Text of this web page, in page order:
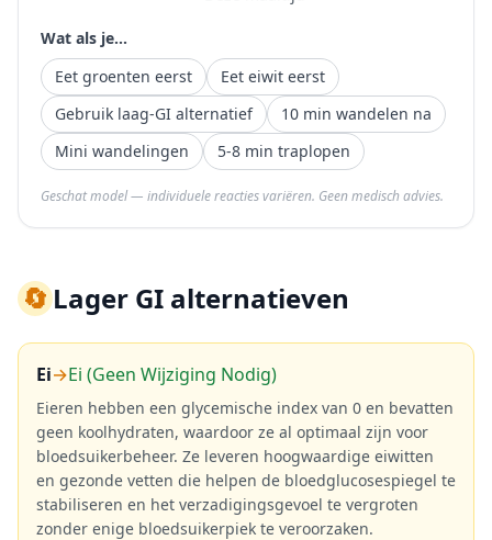
Wat als je...
Eet groenten eerst
Eet eiwit eerst
Gebruik laag-GI alternatief
10 min wandelen na
Mini wandelingen
5-8 min traplopen
Geschat model — individuele reacties variëren. Geen medisch advies.
🔄Lager GI alternatieven
Ei→Ei (Geen Wijziging Nodig)
Eieren hebben een glycemische index van 0 en bevatten
geen koolhydraten, waardoor ze al optimaal zijn voor
bloedsuikerbeheer. Ze leveren hoogwaardige eiwitten
en gezonde vetten die helpen de bloedglucosespiegel te
stabiliseren en het verzadigingsgevoel te vergroten
zonder enige bloedsuikerpiek te veroorzaken.